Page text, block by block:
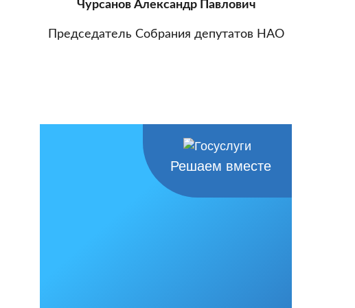
Чурсанов Александр Павлович
Председатель Собрания депутатов НАО
Решаем вместе